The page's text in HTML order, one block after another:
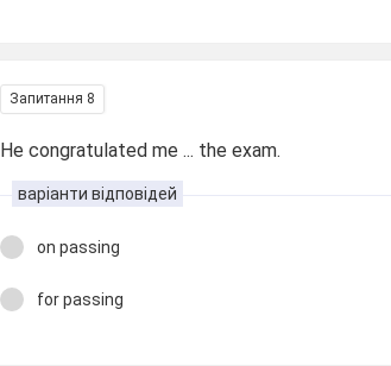
Запитання 8
He congratulated me ... the exam.
варіанти відповідей
on passing
for passing